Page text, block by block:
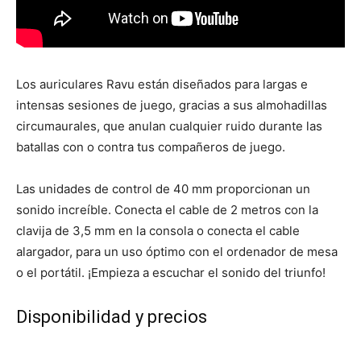
Los auriculares Ravu están diseñados para largas e
intensas sesiones de juego, gracias a sus almohadillas
circumaurales, que anulan cualquier ruido durante las
batallas con o contra tus compañeros de juego.
Las unidades de control de 40 mm proporcionan un
sonido increíble. Conecta el cable de 2 metros con la
clavija de 3,5 mm en la consola o conecta el cable
alargador, para un uso óptimo con el ordenador de mesa
o el portátil. ¡Empieza a escuchar el sonido del triunfo!
Disponibilidad y precios